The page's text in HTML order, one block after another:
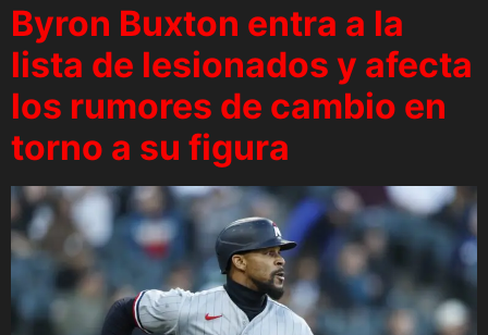
Byron Buxton entra a la
lista de lesionados y afecta
los rumores de cambio en
torno a su figura